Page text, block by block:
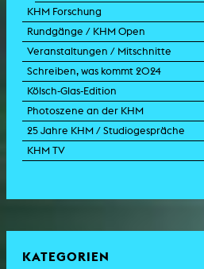
KHM Forschung
Rundgänge / KHM Open
Veranstaltungen / Mitschnitte
Schreiben, was kommt 2024
Kölsch-Glas-Edition
Photoszene an der KHM
25 Jahre KHM / Studiogespräche
KHM TV
KATEGORIEN